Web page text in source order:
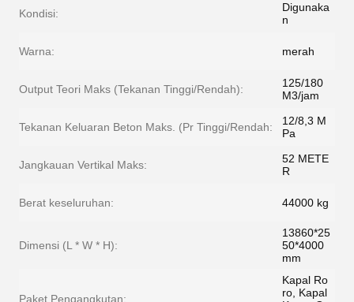
Kondisi:
Digunaka
n
Warna: merah
Output Teori Maks (Tekanan Tinggi/Rendah):
125/180
M3/jam
Tekanan Keluaran Beton Maks. (Pr Tinggi/Rendah:
12/8,3 M
Pa
Jangkauan Vertikal Maks:
52 METE
R
Berat keseluruhan: 44000 kg
Dimensi (L * W * H):
13860*25
50*4000
mm
Paket Pengangkutan:
Kapal Ro
ro, Kapal